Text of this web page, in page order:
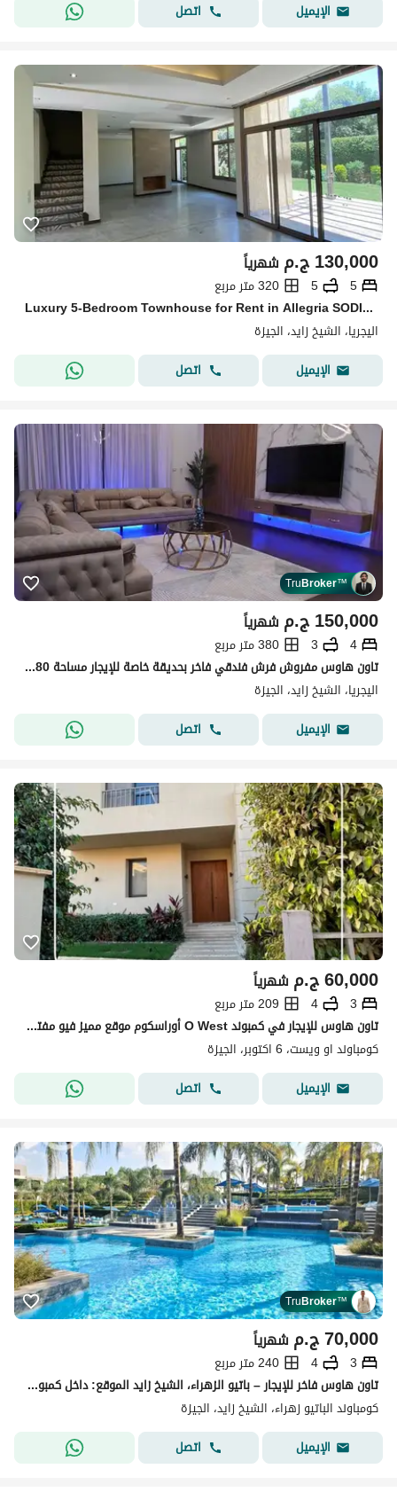
الإيميل
اتصل
ج.م130,000 شهرياً
5
5
320 متر مربع
Luxury 5-Bedroom Townhouse for Rent in Allegria SODIC | Mark Mack Design | 320 sqm
اليجريا، الشيخ زايد، الجيزة
الإيميل
اتصل
TruBroker™
ج.م150,000 شهرياً
4
3
380 متر مربع
تاون هاوس مفروش فرش فندقي فاخر بحديقة خاصة للإيجار مساحة 380 متر في كومباوند أليجريا – بيفرلي هيلز، الشيخ زايد elsheikh zayed
اليجريا، الشيخ زايد، الجيزة
الإيميل
اتصل
ج.م60,000 شهرياً
3
4
209 متر مربع
تاون هاوس للإيجار في كمبوند O West أوراسكوم موقع مميز فيو مفتوح سعر لقطة
كومباوند او ويست، 6 اكتوبر، الجيزة
الإيميل
اتصل
TruBroker™
ج.م70,000 شهرياً
3
4
240 متر مربع
تاون هاوس فاخر للإيجار – باتيو الزهراء، الشيخ زايد الموقع: داخل كمبوند باتيو الزهراء الجديد أمام النادي الأهلي مباشرة، وعلى بُعد دقائق من مطار س
كومباوند الباتيو زهراء، الشيخ زايد، الجيزة
الإيميل
اتصل